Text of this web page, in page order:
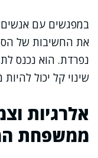
במפגשים עם אנשים
את החשיבות של
נפרדת. הוא נכנס
שינוי קל יכול
אלרגיות
ממשפחת